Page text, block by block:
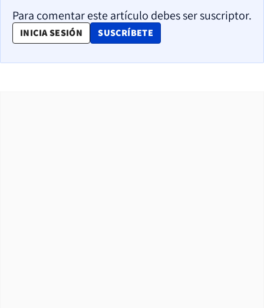
Para comentar este artículo debes ser suscriptor.
INICIA SESIÓN SUSCRÍBETE
OPENS IN NEW WINDOW